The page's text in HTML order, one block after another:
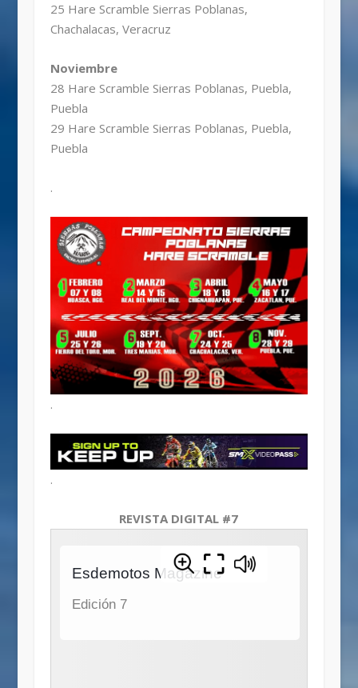
25 Hare Scramble Sierras Poblanas,
Chachalacas, Veracruz
Noviembre
28 Hare Scramble Sierras Poblanas, Puebla,
Puebla
29 Hare Scramble Sierras Poblanas, Puebla,
Puebla
.
.
.
REVISTA DIGITAL #7